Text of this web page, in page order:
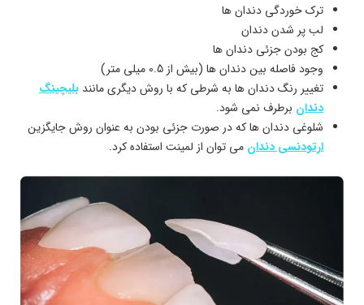
ترک خوردگی دندان ها
لب پر شدن دندان
کج بودن جزئی دندان ها
وجود فاصله بین دندان ها (بیش از 0.5 میلی متر)
تغییر رنگ دندان ها به شرطی که با روش دیگری مانند بلیچینگ
دندان برطرف نمی شود.
شلوغی دندان ها که در صورت جزئی بودن به عنوان روش جایگزین
ارتودنسی دندان می توان از لمینت استفاده کرد.